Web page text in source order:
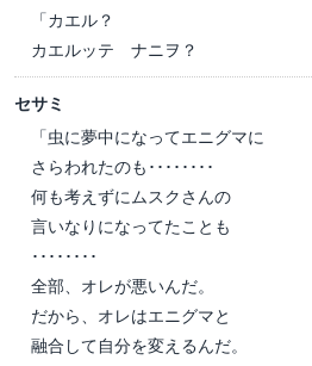
「カエル？
カエルッテ ナニヲ？
セサミ
「虫に夢中になってエニグマに
さらわれたのも････････
何も考えずにムスクさんの
言いなりになってたことも
････････
全部、オレが悪いんだ。
だから、オレはエニグマと
融合して自分を変えるんだ。